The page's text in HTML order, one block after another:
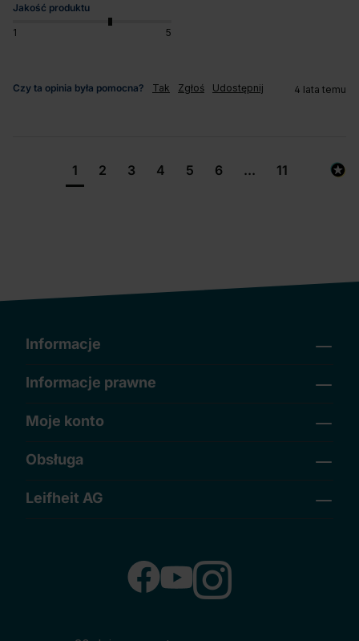
Jakość produktu
1 5
Czy ta opinia była pomocna? Tak Zgłoś Udostępnij 4 lata temu
1 2 3 4 5 6 ... 11
Informacje
Informacje prawne
Moje konto
Obsługa
Leifheit AG